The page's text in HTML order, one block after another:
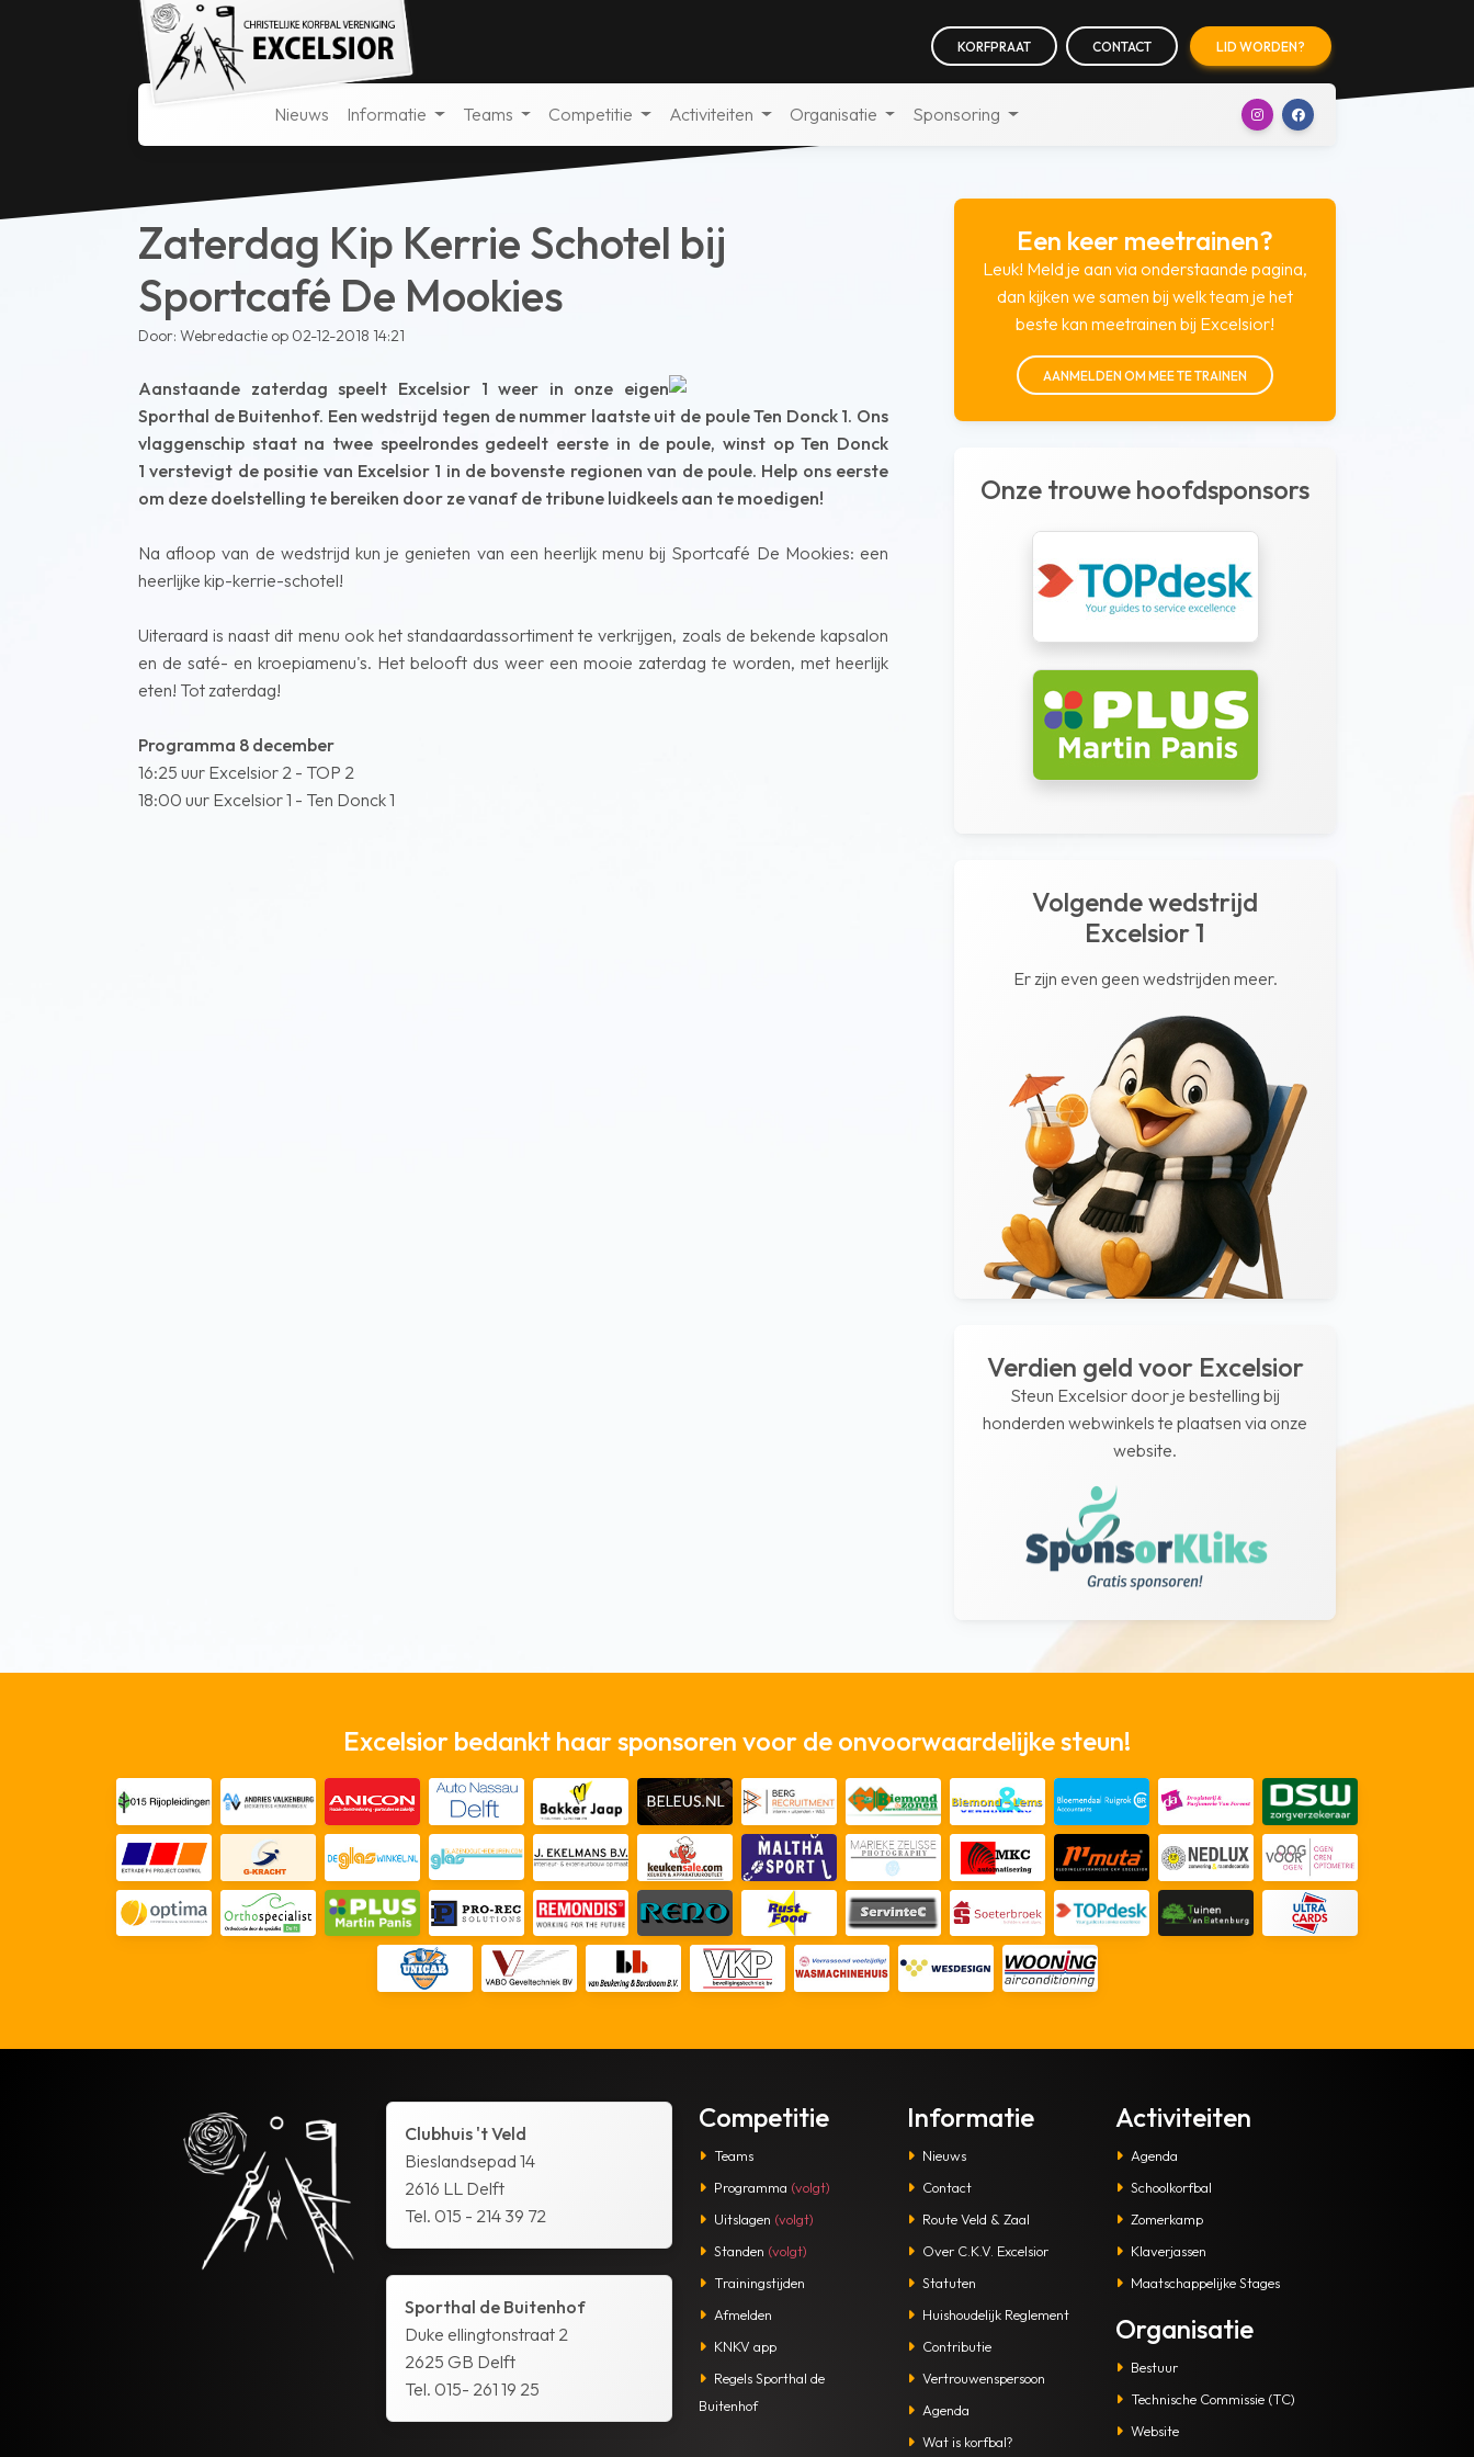
KORFPRAAT CONTACT LID WORDEN?
Nieuws Informatie Teams Competitie Activiteiten Organisatie Sponsoring
Zaterdag Kip Kerrie Schotel bij
Sportcafé De Mookies
Door: Webredactie op 02-12-2018 14:21
Aanstaande zaterdag speelt Excelsior 1 weer in onze eigen
Sporthal de Buitenhof. Een wedstrijd tegen de nummer laatste uit de poule Ten Donck 1. Ons
vlaggenschip staat na twee speelrondes gedeelt eerste in de poule, winst op Ten Donck
1 verstevigt de positie van Excelsior 1 in de bovenste regionen van de poule. Help ons eerste
om deze doelstelling te bereiken door ze vanaf de tribune luidkeels aan te moedigen!
Na afloop van de wedstrijd kun je genieten van een heerlijk menu bij Sportcafé De Mookies: een
heerlijke kip-kerrie-schotel!
Uiteraard is naast dit menu ook het standaardassortiment te verkrijgen, zoals de bekende kapsalon
en de saté- en kroepiamenu's. Het belooft dus weer een mooie zaterdag te worden, met heerlijk
eten! Tot zaterdag!
Programma 8 december
16:25 uur Excelsior 2 - TOP 2
18:00 uur Excelsior 1 - Ten Donck 1
Een keer meetrainen?
Leuk! Meld je aan via onderstaande pagina,
dan kijken we samen bij welk team je het
beste kan meetrainen bij Excelsior!
AANMELDEN OM MEE TE TRAINEN
Onze trouwe hoofdsponsors
Volgende wedstrijd
Excelsior 1
Er zijn even geen wedstrijden meer.
Verdien geld voor Excelsior
Steun Excelsior door je bestelling bij
honderden webwinkels te plaatsen via onze
website.
Excelsior bedankt haar sponsoren voor de onvoorwaardelijke steun!
Clubhuis 't Veld
Bieslandsepad 14
2616 LL Delft
Tel. 015 - 214 39 72
Sporthal de Buitenhof
Duke ellingtonstraat 2
2625 GB Delft
Tel. 015- 261 19 25
Competitie
Teams
Programma (volgt)
Uitslagen (volgt)
Standen (volgt)
Trainingstijden
Afmelden
KNKV app
Regels Sporthal de
Buitenhof
Informatie
Nieuws
Contact
Route Veld & Zaal
Over C.K.V. Excelsior
Statuten
Huishoudelijk Reglement
Contributie
Vertrouwenspersoon
Agenda
Wat is korfbal?
Activiteiten
Agenda
Schoolkorfbal
Zomerkamp
Klaverjassen
Maatschappelijke Stages
Organisatie
Bestuur
Technische Commissie (TC)
Website